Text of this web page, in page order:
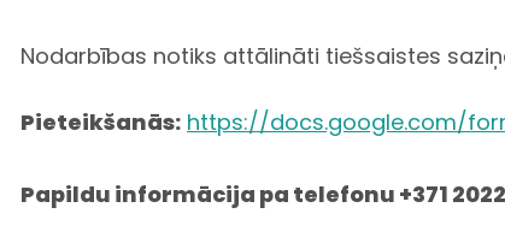
Nodarbības notiks attālināti tiešsaistes
Pieteikšanās: https://docs.google.com/
Papildu informācija pa telefonu +371